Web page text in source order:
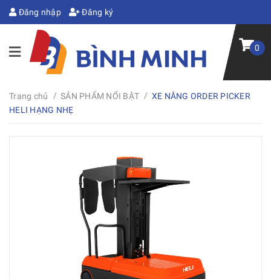
Đăng nhập Đăng ký
0
Trang chủ / SẢN PHẨM NỔI BẬT / XE NÂNG ORDER PICKER
HELI HẠNG NHẸ